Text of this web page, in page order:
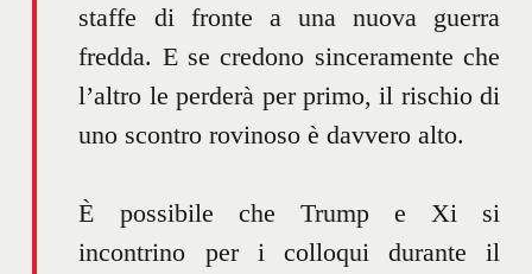
staffe di fronte a una nuova guerra
fredda. E se credono sinceramente che
l’altro le perderà per primo, il rischio di
uno scontro rovinoso è davvero alto.
È possibile che Trump e Xi si
incontrino per i colloqui durante il